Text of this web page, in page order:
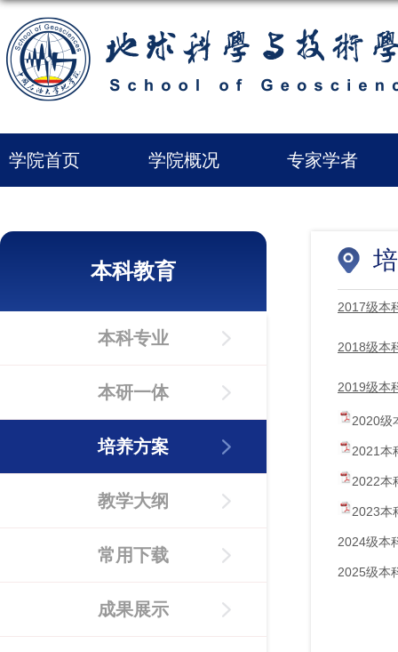
学院首页 学院概况 专家学者
本科教育
本科专业
本研一体
培养方案
教学大纲
常用下载
成果展示
2017级本
2018级本
2019级本
2020级
2021本
2022本
2023本
2024级本
2025级本